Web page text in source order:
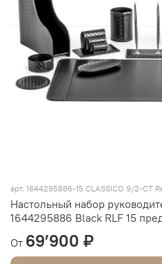
арт. 1644295886-15 CLASSICO 9/2-CT
Настольный набор
1644295886 Black RLF 15
От 69’900 ₽